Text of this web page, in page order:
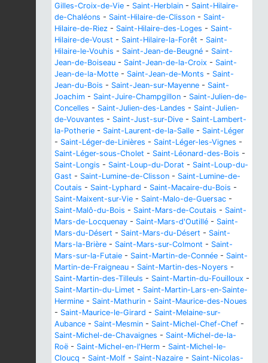
Gilles-Croix-de-Vie - Saint-Herblain - Saint-Hilaire-
de-Chaléons - Saint-Hilaire-de-Clisson - Saint-
Hilaire-de-Riez - Saint-Hilaire-des-Loges - Saint-
Hilaire-de-Voust - Saint-Hilaire-la-Forêt - Saint-
Hilaire-le-Vouhis - Saint-Jean-de-Beugné - Saint-
Jean-de-Boiseau - Saint-Jean-de-la-Croix - Saint-
Jean-de-la-Motte - Saint-Jean-de-Monts - Saint-
Jean-du-Bois - Saint-Jean-sur-Mayenne - Saint-
Joachim - Saint-Juire-Champgillon - Saint-Julien-de-
Concelles - Saint-Julien-des-Landes - Saint-Julien-
de-Vouvantes - Saint-Just-sur-Dive - Saint-Lambert-
la-Potherie - Saint-Laurent-de-la-Salle - Saint-Léger
- Saint-Léger-de-Linières - Saint-Léger-les-Vignes -
Saint-Léger-sous-Cholet - Saint-Léonard-des-Bois -
Saint-Longis - Saint-Loup-du-Dorat - Saint-Loup-du-
Gast - Saint-Lumine-de-Clisson - Saint-Lumine-de-
Coutais - Saint-Lyphard - Saint-Macaire-du-Bois -
Saint-Maixent-sur-Vie - Saint-Malo-de-Guersac -
Saint-Malô-du-Bois - Saint-Mars-de-Coutais - Saint-
Mars-de-Locquenay - Saint-Mars-d'Outillé - Saint-
Mars-du-Désert - Saint-Mars-du-Désert - Saint-
Mars-la-Brière - Saint-Mars-sur-Colmont - Saint-
Mars-sur-la-Futaie - Saint-Martin-de-Connée - Saint-
Martin-de-Fraigneau - Saint-Martin-des-Noyers -
Saint-Martin-des-Tilleuls - Saint-Martin-du-Fouilloux -
Saint-Martin-du-Limet - Saint-Martin-Lars-en-Sainte-
Hermine - Saint-Mathurin - Saint-Maurice-des-Noues
- Saint-Maurice-le-Girard - Saint-Melaine-sur-
Aubance - Saint-Mesmin - Saint-Michel-Chef-Chef -
Saint-Michel-de-Chavaignes - Saint-Michel-de-la-
Roë - Saint-Michel-en-l'Herm - Saint-Michel-le-
Cloucq - Saint-Molf - Saint-Nazaire - Saint-Nicolas-